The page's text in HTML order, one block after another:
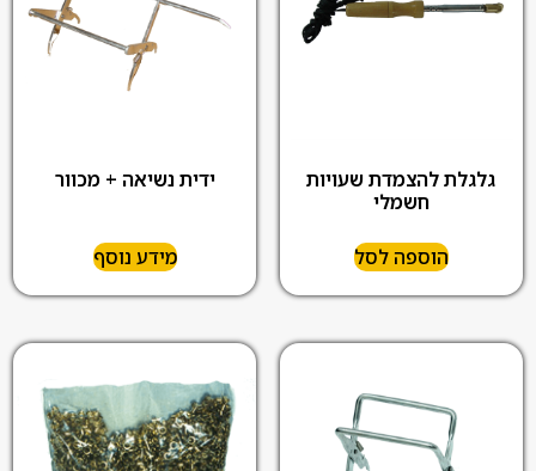
גלגלת להצמדת שעויות
חשמלי
הוספה לסל
ידית נשיאה + מכוור
מידע נוסף